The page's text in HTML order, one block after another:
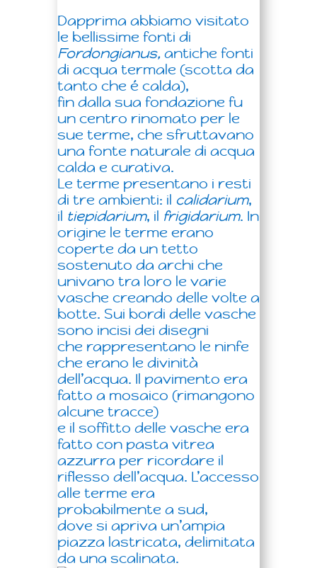
Dapprima abbiamo visitato
le bellissime fonti di
Fordongianus, antiche fonti
di acqua termale (scotta da
tanto che é calda),
fin dalla sua fondazione fu
un centro rinomato per le
sue terme, che sfruttavano
una fonte naturale di acqua
calda e curativa.
Le terme presentano i resti
di tre ambienti: il calidarium,
il tiepidarium, il frigidarium. In
origine le terme erano
coperte da un tetto
sostenuto da archi che
univano tra loro le varie
vasche creando delle volte a
botte. Sui bordi delle vasche
sono incisi dei disegni
che rappresentano le ninfe
che erano le divinità
dell’acqua. Il pavimento era
fatto a mosaico (rimangono
alcune tracce)
e il soffitto delle vasche era
fatto con pasta vitrea
azzurra per ricordare il
riflesso dell’acqua. L’accesso
alle terme era
probabilmente a sud,
dove si apriva un’ampia
piazza lastricata, delimitata
da una scalinata.